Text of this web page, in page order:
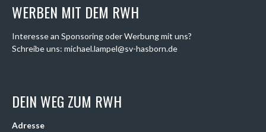
WERBEN MIT DEM RWH
Interesse an Sponsoring oder Werbung mit uns?
Schreibe uns: michael.lampel@sv-hasborn.de
DEIN WEG ZUM RWH
Adresse